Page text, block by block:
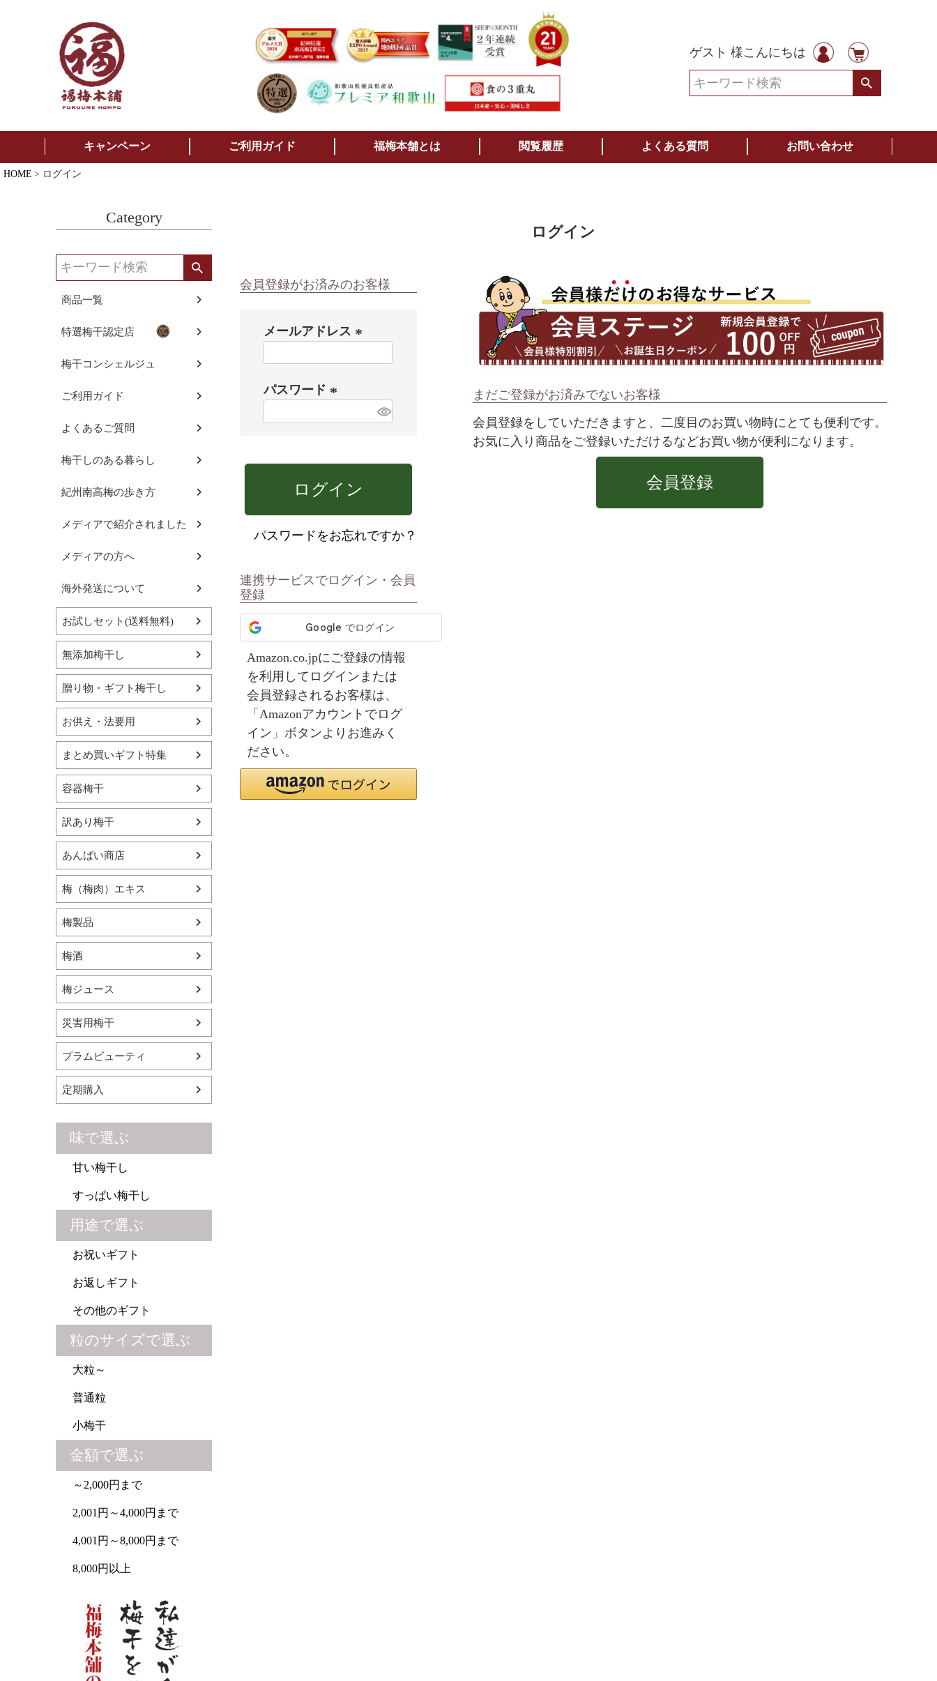
ゲスト 様こんにちは
検索
キャンペーン ご利用ガイド 福梅本舗とは 閲覧履歴 よくある質問 お問い合わせ
HOME ログイン
Category
商品一覧
特選梅干認定店
梅干コンシェルジュ
ご利用ガイド
よくあるご質問
梅干しのある暮らし
紀州南高梅の歩き方
メディアで紹介されました
メディアの方へ
海外発送について
お試しセット(送料無料)
無添加梅干し
贈り物・ギフト梅干し
お供え・法要用
まとめ買いギフト特集
容器梅干
訳あり梅干
あんばい商店
梅（梅肉）エキス
梅製品
梅酒
梅ジュース
災害用梅干
プラムビューティ
定期購入
味で選ぶ
甘い梅干し
すっぱい梅干し
用途で選ぶ
お祝いギフト
お返しギフト
その他のギフト
粒のサイズで選ぶ
大粒～
普通粒
小梅干
金額で選ぶ
～2,000円まで
2,001円～4,000円まで
4,001円～8,000円まで
8,000円以上
ログイン
会員登録がお済みのお客様
メールアドレス
パスワード
ログイン
パスワードをお忘れですか？
連携サービスでログイン・会員
登録
Amazon.co.jpにご登録の情報
を利用してログインまたは
会員登録されるお客様は、
「Amazonアカウントでログ
イン」ボタンよりお進みく
ださい。
まだご登録がお済みでないお客様
会員登録をしていただきますと、二度目のお買い物時にとても便利です。
お気に入り商品をご登録いただけるなどお買い物が便利になります。
会員登録